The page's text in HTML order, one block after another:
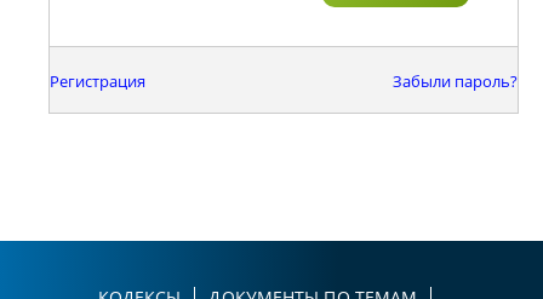
Регистрация Забыли пароль?